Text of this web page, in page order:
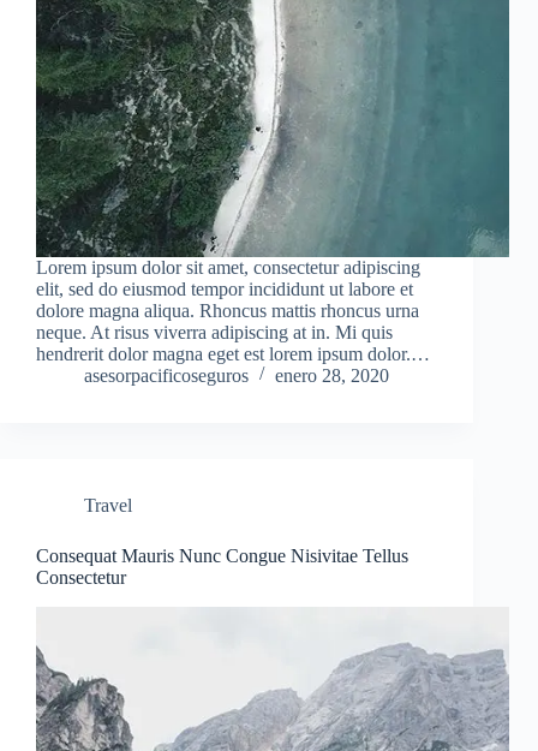
Lorem ipsum dolor sit amet, consectetur adipiscing
elit, sed do eiusmod tempor incididunt ut labore et
dolore magna aliqua. Rhoncus mattis rhoncus urna
neque. At risus viverra adipiscing at in. Mi quis
hendrerit dolor magna eget est lorem ipsum dolor.…
asesorpacificoseguros
enero 28, 2020
Travel
Consequat Mauris Nunc Congue Nisivitae Tellus
Consectetur